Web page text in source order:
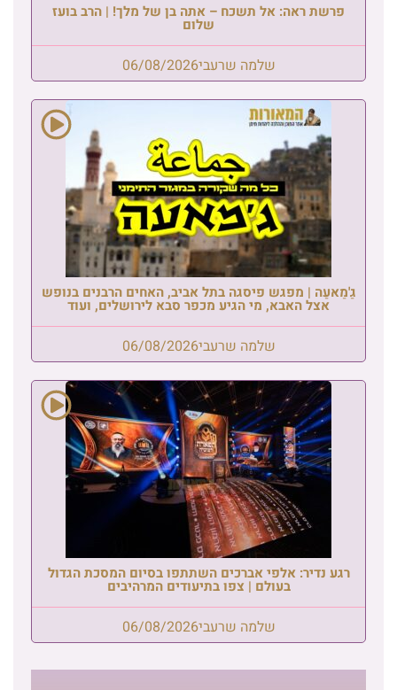
פרשת ראה: אל תשכח – אתה בן של מלך! | הרב בועז
שלום
שלמה שרעבי06/08/2026
גַ'מַאעַה | מפגש פיסגה בתל אביב, האחים הרבנים בנופש
אצל האבא, מי הגיע מכפר סבא לירושלים, ועוד
שלמה שרעבי06/08/2026
רגע נדיר: אלפי אברכים השתתפו בסיום המסכת הגדול
בעולם | צפו בתיעודים המרהיבים
שלמה שרעבי06/08/2026